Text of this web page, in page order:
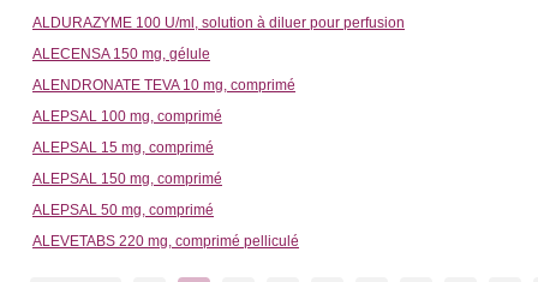
ALDURAZYME 100 U/ml, solution à diluer pour perfusion
ALECENSA 150 mg, gélule
ALENDRONATE TEVA 10 mg, comprimé
ALEPSAL 100 mg, comprimé
ALEPSAL 15 mg, comprimé
ALEPSAL 150 mg, comprimé
ALEPSAL 50 mg, comprimé
ALEVETABS 220 mg, comprimé pelliculé